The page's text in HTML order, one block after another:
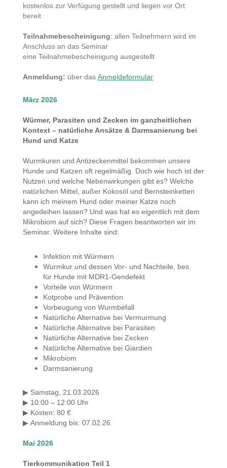
kostenlos zur Verfügung gestellt und liegen vor Ort
bereit
Teilnahmebescheinigung: allen Teilnehmern wird im
Anschluss an das Seminar
eine Teilnahmebescheinigung ausgestellt
Anmeldung: über das Anmeldeformular
März 2026
Würmer, Parasiten und Zecken im ganzheitlichen
Kontext – natürliche Ansätze & Darmsanierung bei
Hund und Katze
Wurmkuren und Antizeckenmittel bekommen unsere
Hunde und Katzen oft regelmäßig. Doch wie hoch ist der
Nutzen und welche Nebenwirkungen gibt es? Welche
natürlichen Mittel, außer Kokosöl und Bernsteinketten
kann ich meinem Hund oder meiner Katze noch
angedeihen lassen? Und was hat es eigentlich mit dem
Mikrobiom auf sich? Diese Fragen beantworten wir im
Seminar. Weitere Inhalte sind:
Infektion mit Würmern
Wurmkur und dessen Vor- und Nachteile, bes.
für Hunde mit MDR1-Gendefekt
Vorteile von Würmern
Kotprobe und Prävention
Vorbeugung von Wurmbefall
Natürliche Alternative bei Vermurmung
Natürliche Alternative bei Parasiten
Natürliche Alternative bei Zecken
Natürliche Alternative bei Giardien
Mikrobiom
Darmsanierung
▶ Samstag, 21.03.2026
▶ 10:00 – 12:00 Uhr
▶ Kosten: 80 €
▶ Anmeldung bis: 07.02.26
Mai 2026
Tierkommunikation Teil 1